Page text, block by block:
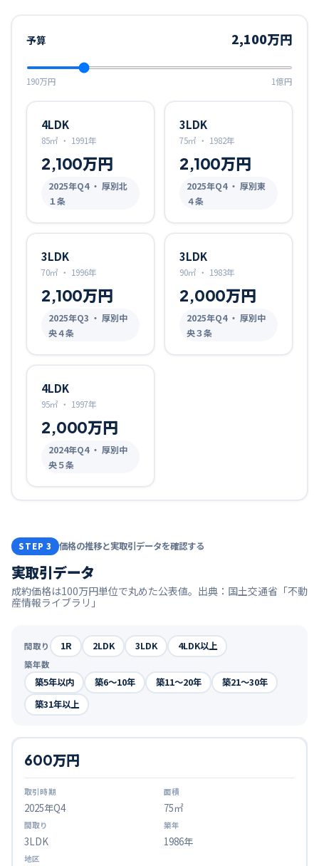
予算 2,100万円
190万円 1億円
4LDK
85㎡ ・ 1991年
2,100万円
2025年Q4・ 厚別北
１条
3LDK
75㎡ ・ 1982年
2,100万円
2025年Q4・ 厚別東
４条
3LDK
70㎡ ・ 1996年
2,100万円
2025年Q3 ・ 厚別中
央４条
3LDK
90㎡ ・ 1983年
2,000万円
2025年Q4・ 厚別中
央３条
4LDK
95㎡ ・ 1997年
2,000万円
2024年Q4・ 厚別中
央５条
STEP 3 価格の推移と実取引データを確認する
実取引データ
成約価格は100万円単位で丸めた公表値。出典：国土交通省「不動
産情報ライブラリ」
間取り 1R 2LDK 3LDK 4LDK以上
築年数
築5年以内 築6〜10年 築11〜20年
築21〜30年
築31年以上
2025年Q4
600万円
75㎡
3LDK 1986年